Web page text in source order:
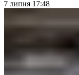
7 липня 17:48